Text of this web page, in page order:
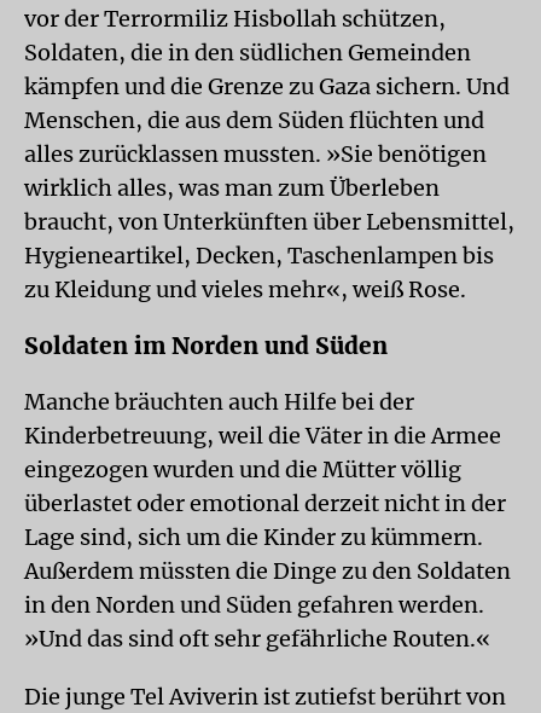
vor der Terrormiliz Hisbollah schützen,
Soldaten, die in den südlichen Gemeinden
kämpfen und die Grenze zu Gaza sichern. Und
Menschen, die aus dem Süden flüchten und
alles zurücklassen mussten. »Sie benötigen
wirklich alles, was man zum Überleben
braucht, von Unterkünften über Lebensmittel,
Hygieneartikel, Decken, Taschenlampen bis
zu Kleidung und vieles mehr«, weiß Rose.
Soldaten im Norden und Süden
Manche bräuchten auch Hilfe bei der
Kinderbetreuung, weil die Väter in die Armee
eingezogen wurden und die Mütter völlig
überlastet oder emotional derzeit nicht in der
Lage sind, sich um die Kinder zu kümmern.
Außerdem müssten die Dinge zu den Soldaten
in den Norden und Süden gefahren werden.
»Und das sind oft sehr gefährliche Routen.«
Die junge Tel Aviverin ist zutiefst berührt von